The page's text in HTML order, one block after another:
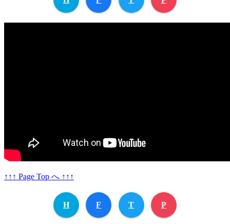
↑↑↑ Page Top へ ↑↑↑
H F T P